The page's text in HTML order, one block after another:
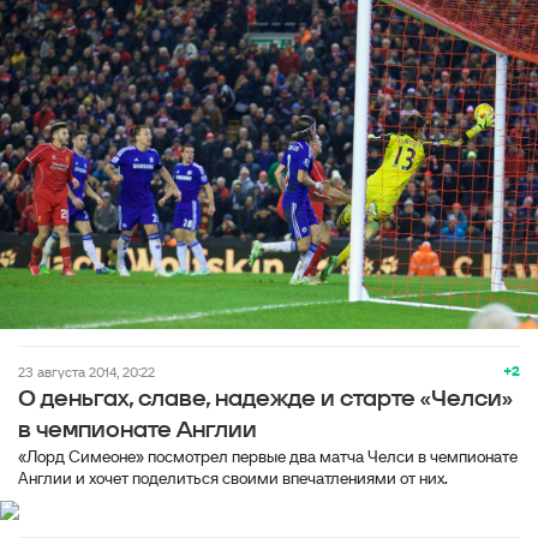
+2
23 августа 2014, 20:22
О деньгах, славе, надежде и старте «Челси»
в чемпионате Англии
«Лорд Симеоне» посмотрел первые два матча Челси в чемпионате
Англии и хочет поделиться своими впечатлениями от них.